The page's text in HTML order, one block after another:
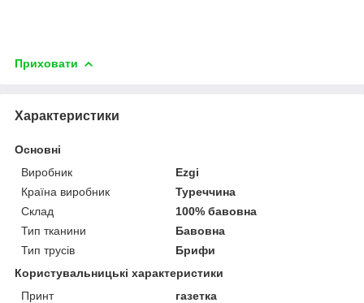
Приховати
Характеристики
Основні
Виробник
Ezgi
Країна виробник
Туреччина
Склад
100% бавовна
Тип тканини
Бавовна
Тип трусів
Брифи
Користувальницькі характеристики
Принт
газетка